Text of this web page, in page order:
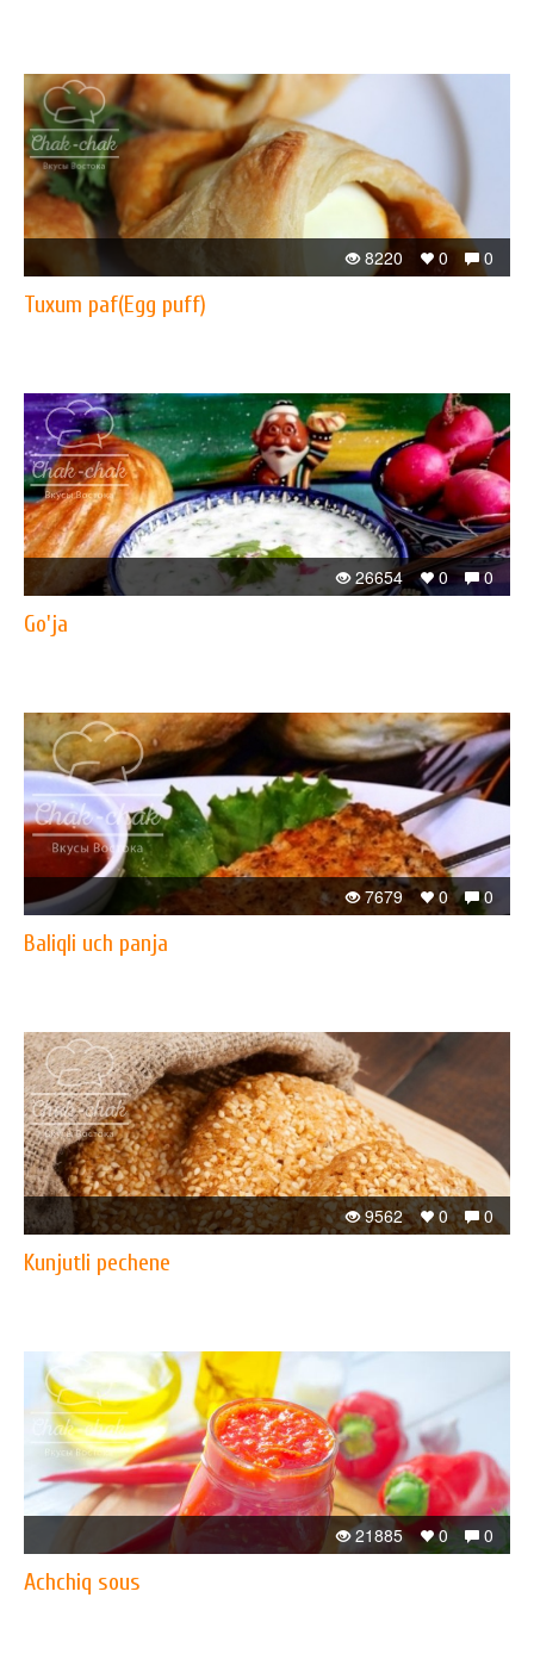
0
0
8220
Tuxum paf(Egg puff)
0
0
26654
Go'ja
0
0
7679
Baliqli uch panja
0
0
9562
Kunjutli pechene
0
0
21885
Achchiq sous